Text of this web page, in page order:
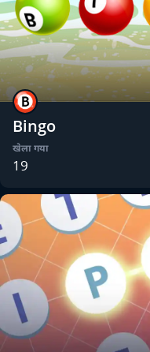
Bingo
खेला गया
19